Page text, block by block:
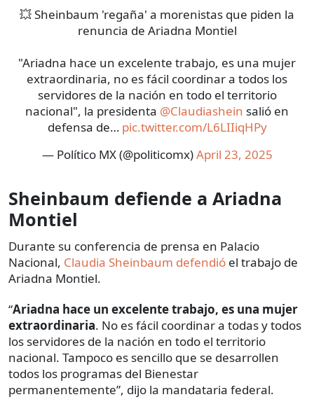
💥 Sheinbaum 'regaña' a morenistas que piden la
renuncia de Ariadna Montiel
"Ariadna hace un excelente trabajo, es una mujer
extraordinaria, no es fácil coordinar a todos los
servidores de la nación en todo el territorio
nacional", la presidenta @Claudiashein salió en
defensa de… pic.twitter.com/L6LIIiqHPy
— Político MX (@politicomx)April 23, 2025
Sheinbaum defiende a Ariadna
Montiel
Durante su conferencia de prensa en Palacio
Nacional, Claudia Sheinbaum defendió el trabajo de
Ariadna Montiel.
“Ariadna hace un excelente trabajo, es una mujer
extraordinaria. No es fácil coordinar a todas y todos
los servidores de la nación en todo el territorio
nacional. Tampoco es sencillo que se desarrollen
todos los programas del Bienestar
permanentemente”, dijo la mandataria federal.